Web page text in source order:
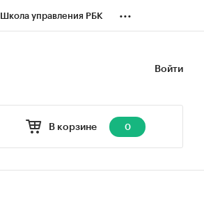
Школа управления РБК ...
Войти
В корзине 0